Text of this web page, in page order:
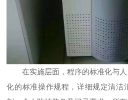
在实施层面，程序的标准化与人
化的标准操作规程，详细规定清洁